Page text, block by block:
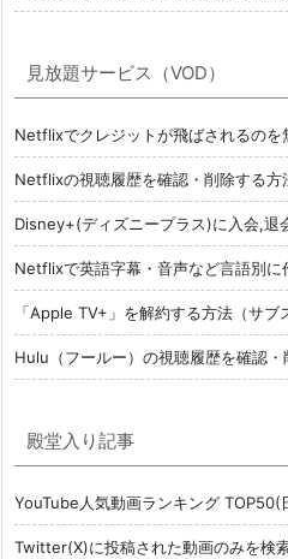
見放題サービス（VOD）
Netflixでクレジットが飛ばされるのを
Netflixの視聴履歴を確認・削除する方
Disney+(ディズニープラス)に入会,退
Netflixで英語字幕・音声など言語別
「Apple TV+」を解約する方法（サブ
Hulu（フールー）の視聴履歴を確認・
殿堂入り記事
YouTube人気動画ランキング TOP50(
Twitter(X)に投稿された動画のみを検